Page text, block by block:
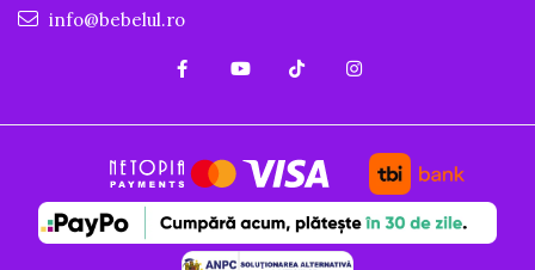
info@bebelul.ro